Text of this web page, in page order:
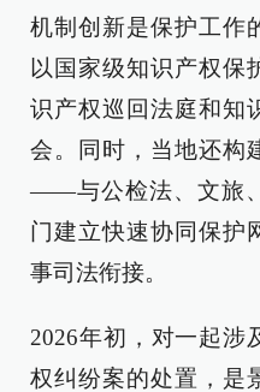
机制创新是保护工作
以国家级知识产权保
识产权巡回法庭和知
会。同时，当地还构
——与公检法、文旅
门建立快速协同保护
事司法衔接。
2026年初，对一起涉
权纠纷案的处置，是